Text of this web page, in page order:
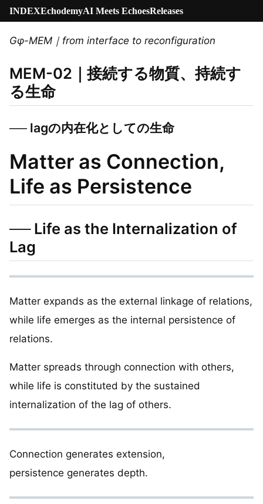
INDEXEchodemyAI Meets EchoesReleases
Gφ-MEM｜from interface to reconfiguration
MEM-02｜接続する物質、持続す
る生命
── lagの内在化としての生命
Matter as Connection,
Life as Persistence
── Life as the Internalization of
Lag
Matter expands as the external linkage of relations,
while life emerges as the internal persistence of
relations.
Matter spreads through connection with others,
while life is constituted by the sustained
internalization of the lag of others.
Connection generates extension,
persistence generates depth.